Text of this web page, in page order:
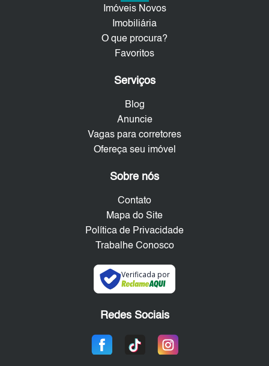
Imóveis Novos
Imobiliária
O que procura?
Favoritos
Serviços
Blog
Anuncie
Vagas para corretores
Ofereça seu imóvel
Sobre nós
Contato
Mapa do Site
Política de Privacidade
Trabalhe Conosco
Verificada por
Redes Sociais